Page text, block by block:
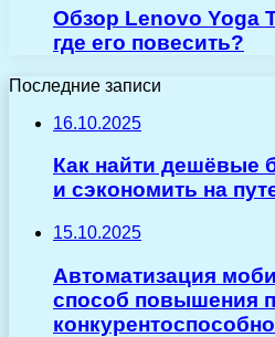
Обзор Lenovo Yoga
где его повесить?
Последние записи
16.10.2025
Как найти дешёвые
и сэкономить на
15.10.2025
Автоматизация
способ повышения